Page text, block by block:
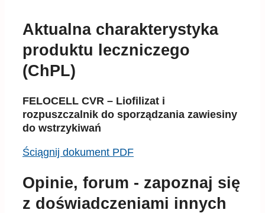
Aktualna charakterystyka
produktu leczniczego
(ChPL)
FELOCELL CVR – Liofilizat i
rozpuszczalnik do sporządzania zawiesiny
do wstrzykiwań
Ściągnij dokument PDF
Opinie, forum - zapoznaj się
z doświadczeniami innych